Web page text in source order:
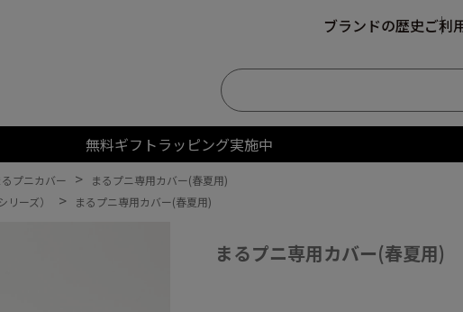
ブランドの歴史ご利
無料ギフトラッピング実施中
るプニカバー >
まるプニ専用カバー(春夏用)
ーズ） > まるプニ専用カバー(春夏用)
まるプニ専用カバー(春夏用)